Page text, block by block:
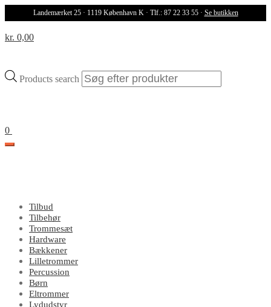
Landemærket 25 · 1119 København K · Tlf.: 87 22 33 55 · Se butikken
Products search
kr. 0,00
0
Tilbud
Tilbehør
Trommesæt
Hardware
Bækkener
Lilletrommer
Percussion
Børn
Eltrommer
Lydudstyr